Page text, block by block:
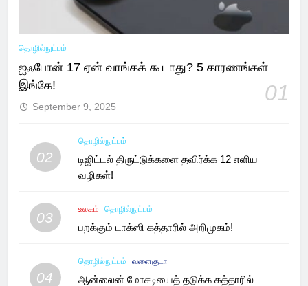
தொழில்நுட்பம்
ஐஃபோன் 17 ஏன் வாங்கக் கூடாது? 5 காரணங்கள்
இங்கே!
01
September 9, 2025
02
தொழில்நுட்பம்
டிஜிட்டல் திருட்டுக்களை தவிர்க்க 12 எளிய
வழிகள்!
03
உலகம் தொழில்நுட்பம்
பறக்கும் டாக்ஸி கத்தாரில் அறிமுகம்!
04
தொழில்நுட்பம் வளைகுடா
ஆன்லைன் மோசடியைத் தடுக்க கத்தாரில்